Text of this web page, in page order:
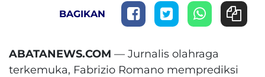
BAGIKAN
ABATANEWS.COM — Jurnalis olahraga
terkemuka, Fabrizio Romano memprediksi